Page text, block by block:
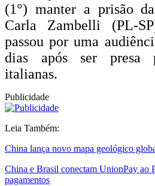
(1°) manter a prisão
Carla Zambelli (PL-
passou por uma
dias após ser presa
italianas.
Publicidade
Leia Também:
China lança novo mapa geológico
China e Brasil conectam UnionPay ao
pagamentos